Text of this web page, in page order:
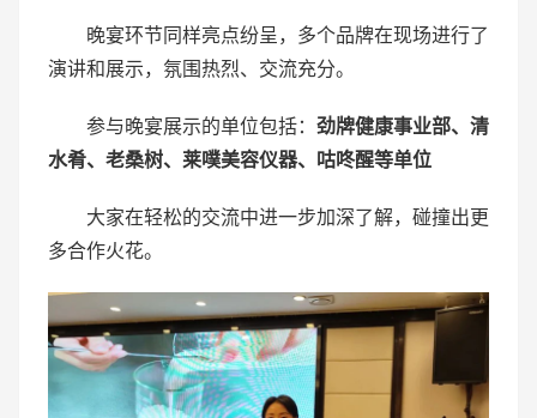
晚宴环节同样亮点纷呈，多个品牌在现场进行了
演讲和展示，氛围热烈、交流充分。
参与晚宴展示的单位包括： 劲牌健康事业部、清
水肴、老桑树、莱噗美容仪器、咕咚醒等单位
大家在轻松的交流中进一步加深了解，碰撞出更
多合作火花。